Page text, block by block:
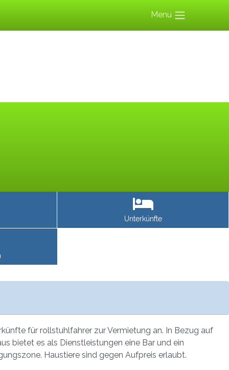
Menu
Unterkünfte
für rollstuhlfahrer zur Vermietung an. In Bezug auf
bietet es als Dienstleistungen eine Bar und ein
Haustiere sind gegen Aufpreis erlaubt.